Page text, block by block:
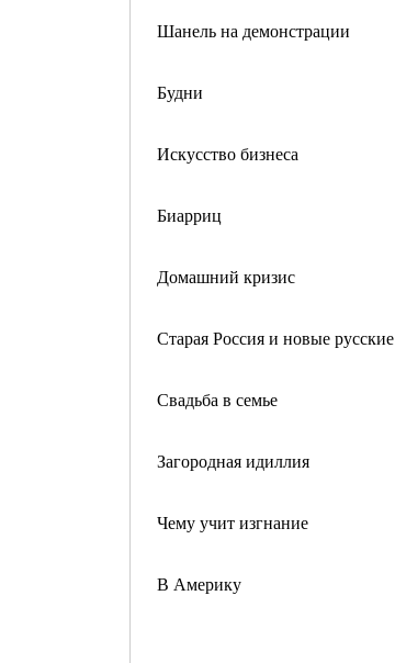
Шанель на демонстрации
Будни
Искусство бизнеса
Биарриц
Домашний кризис
Старая Россия и новые русские
Свадьба в семье
Загородная идиллия
Чему учит изгнание
В Америку